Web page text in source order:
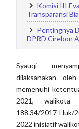
Komisi III
Transparansi
Pentingnya
DPRD Cirebon
Syauqi
dilaksanakan
memenuhi
2021, walikota
188.34/2017-Huk/
2022 inisiatif